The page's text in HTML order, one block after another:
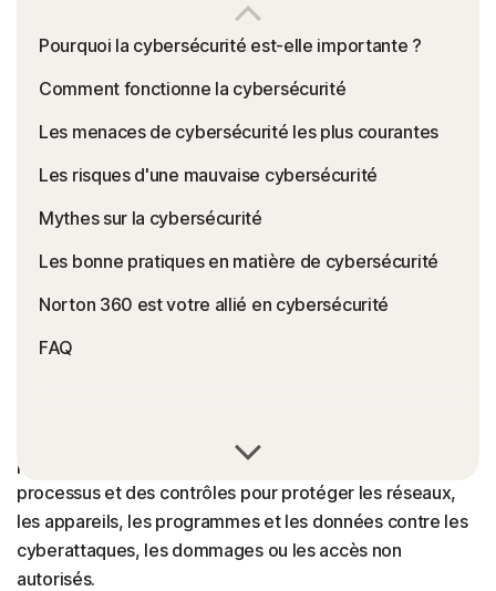
Pourquoi la cybersécurité est-elle importante ?
Comment fonctionne la cybersécurité
Les menaces de cybersécurité les plus courantes
Les risques d'une mauvaise cybersécurité
Mythes sur la cybersécurité
Les bonne pratiques en matière de cybersécurité
Norton 360 est votre allié en cybersécurité
FAQ
pratique consistant à utiliser des technologies, des
processus et des contrôles pour protéger les réseaux,
les appareils, les programmes et les données contre les
cyberattaques, les dommages ou les accès non
autorisés.